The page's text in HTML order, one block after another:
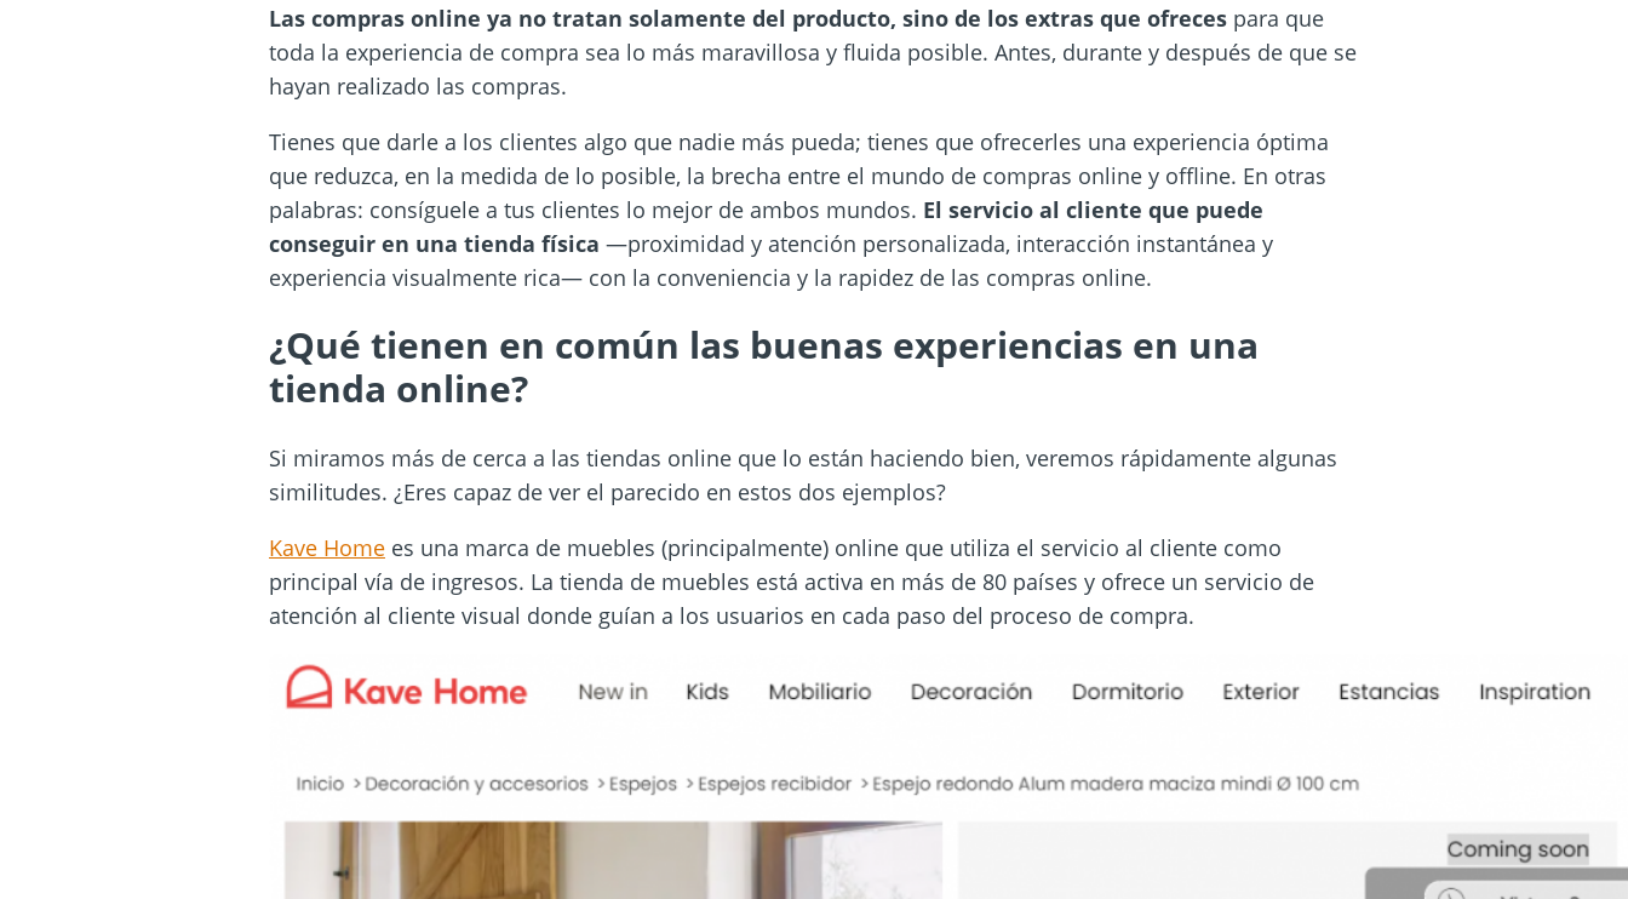
Las compras online ya no tratan solamente del producto, sino de los extras que ofreces para que
toda la experiencia de compra sea lo más maravillosa y fluida posible. Antes, durante y después de que se
hayan realizado las compras.
Tienes que darle a los clientes algo que nadie más pueda; tienes que ofrecerles una experiencia óptima
que reduzca, en la medida de lo posible, la brecha entre el mundo de compras online y offline. En otras
palabras: consíguele a tus clientes lo mejor de ambos mundos. El servicio al cliente que puede
conseguir en una tienda física —proximidad y atención personalizada, interacción instantánea y
experiencia visualmente rica— con la conveniencia y la rapidez de las compras online.
¿Qué tienen en común las buenas experiencias en una
tienda online?
Si miramos más de cerca a las tiendas online que lo están haciendo bien, veremos rápidamente algunas
similitudes. ¿Eres capaz de ver el parecido en estos dos ejemplos?
Kave Home es una marca de muebles (principalmente) online que utiliza el servicio al cliente como
principal vía de ingresos. La tienda de muebles está activa en más de 80 países y ofrece un servicio de
atención al cliente visual donde guían a los usuarios en cada paso del proceso de compra.